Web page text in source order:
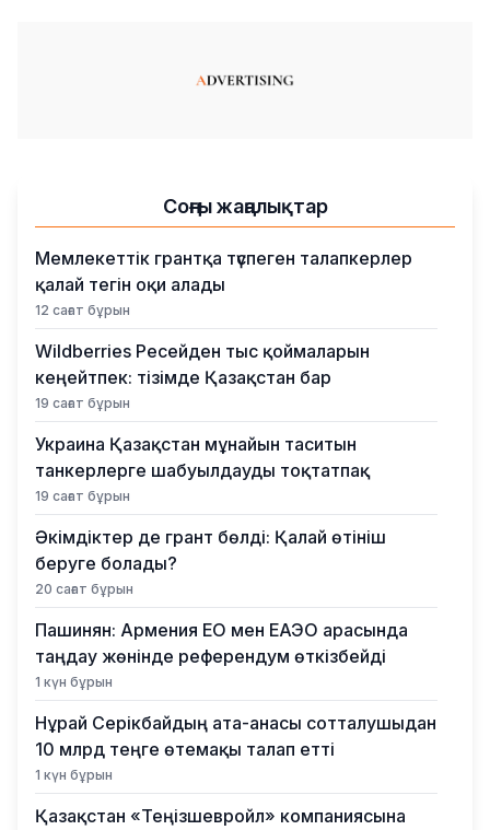
Соңғы жаңалықтар
Мемлекеттік грантқа түспеген талапкерлер
қалай тегін оқи алады
12 сағат бұрын
Wildberries Ресейден тыс қоймаларын
кеңейтпек: тізімде Қазақстан бар
19 сағат бұрын
Украина Қазақстан мұнайын таситын
танкерлерге шабуылдауды тоқтатпақ
19 сағат бұрын
Әкімдіктер де грант бөлді: Қалай өтініш
беруге болады?
20 сағат бұрын
Пашинян: Армения ЕО мен ЕАЭО арасында
таңдау жөнінде референдум өткізбейді
1 күн бұрын
Нұрай Серікбайдың ата-анасы сотталушыдан
10 млрд теңге өтемақы талап етті
1 күн бұрын
Қазақстан «Теңізшевройл» компаниясына